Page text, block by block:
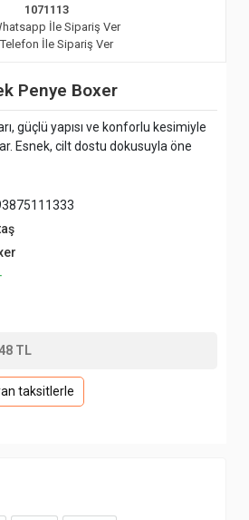
1071113
İle Sipariş Ver
Telefon İle Sipariş Ver
Penye Boxer
güçlü yapısı ve konforlu kesimiyle
Esnek, cilt dostu dokusuyla öne
TL
taksitlerle